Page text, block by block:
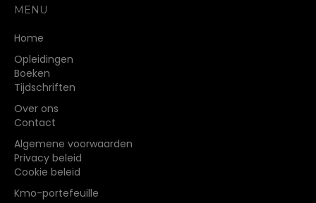
MENU
Home
Opleidingen
Boeken
Tijdschriften
Over ons
Contact
Algemene voorwaarden
Privacy beleid
Cookie beleid
Kmo-portefeuille